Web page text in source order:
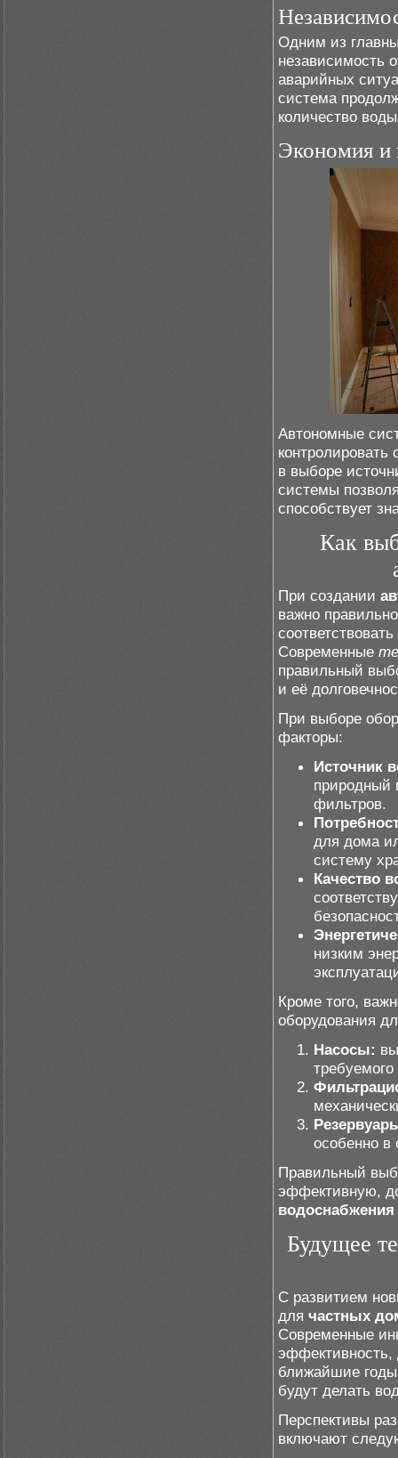
Одним из
независимость
аварийных
система
количество
Экономия и
Автономные
контролировать
в выборе
системы
способствует
Как
При создании
важно
Современные
правильный
и её
При выборе
факторы:
Источник
природный
фильтров.
для дома
систему
Качество
низким
Кроме того,
оборудования
Насосы:
особенно в
Правильный
эффективную,
водоснабжения
Будущее
С развитием
для частных
Современные
эффективность,
ближайшие
будут делать
Перспективы
включают